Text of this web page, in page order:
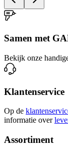
Samen met
Bekijk onze
Klantenservice
Op de
informatie over
Assortiment